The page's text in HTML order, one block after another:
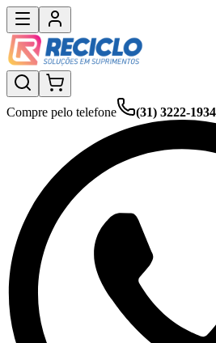
Compre pelo telefone (31) 3222-1934